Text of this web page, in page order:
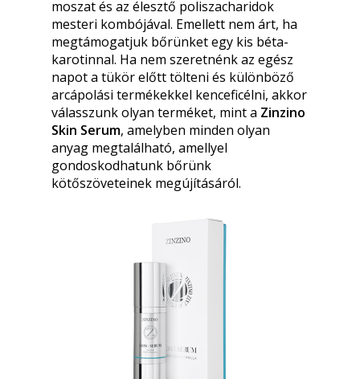
moszat és az élesztő poliszacharidok
mesteri kombójával. Emellett nem árt, ha
megtámogatjuk bőrünket egy kis béta-
karotinnal. Ha nem szeretnénk az egész
napot a tükör előtt tölteni és különböző
arcápolási termékekkel kenceficélni, akkor
válasszunk olyan terméket, mint a Zinzino
Skin Serum, amelyben minden olyan
anyag megtalálható, amellyel
gondoskodhatunk bőrünk
kötőszöveteinek megújításáról.